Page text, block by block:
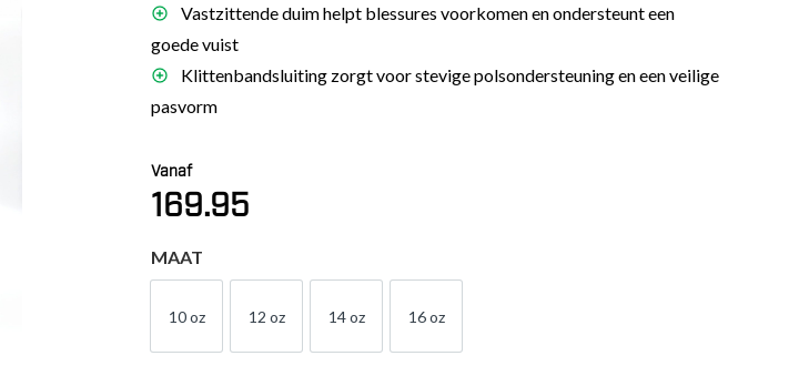
Vastzittende duim helpt blessures voorkomen en ondersteunt een
goede vuist
Klittenbandsluiting zorgt voor stevige polsondersteuning en een veilige
pasvorm
Vanaf
169.95
MAAT
10 oz
10 OZ
12 oz
12 OZ
14 oz
14 OZ
16 oz
16 OZ